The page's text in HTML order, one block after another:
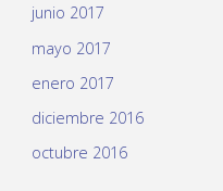
junio 2017
mayo 2017
enero 2017
diciembre 2016
octubre 2016